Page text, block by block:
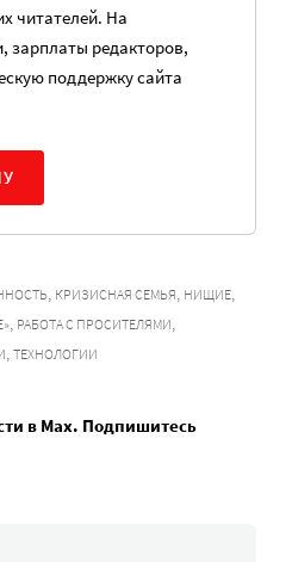
читателей. На
зарплаты редакторов,
поддержку сайта
, КРИЗИСНАЯ СЕМЬЯ, НИЩИЕ,
, РАБОТА С ПРОСИТЕЛЯМИ,
, ТЕХНОЛОГИИ
в Max. Подпишитесь